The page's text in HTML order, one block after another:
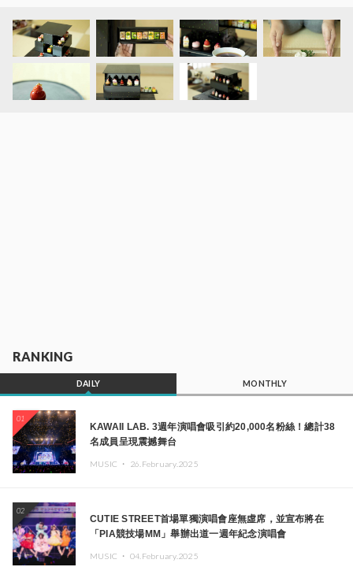
RANKING
DAILY MONTHLY
01
KAWAII LAB. 3週年演唱會吸引約20,000名粉絲！總計38
名成員呈現震撼舞台
MUSIC ・ 26.February.2025
02
CUTIE STREET首場單獨演唱會座無虛席，並宣布將在
「PIA競技場MM」舉辦出道一週年紀念演唱會
MUSIC ・ 04.February.2025